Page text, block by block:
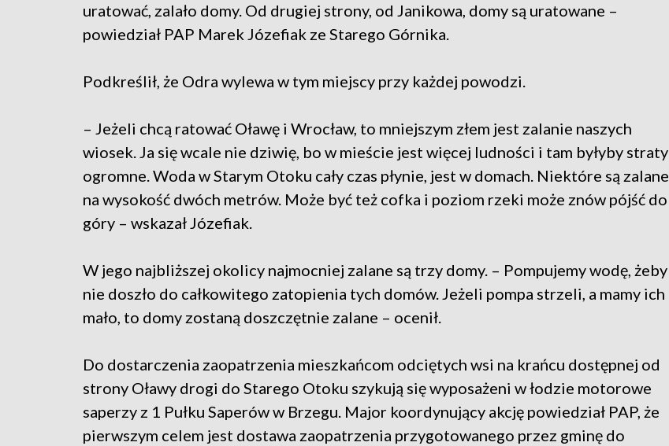
uratować, zalało domy. Od drugiej strony, od Janikowa, domy są uratowane –
powiedział PAP Marek Józefiak ze Starego Górnika.
Podkreślił, że Odra wylewa w tym miejscy przy każdej powodzi.
– Jeżeli chcą ratować Oławę i Wrocław, to mniejszym złem jest zalanie naszych
wiosek. Ja się wcale nie dziwię, bo w mieście jest więcej ludności i tam byłyby straty
ogromne. Woda w Starym Otoku cały czas płynie, jest w domach. Niektóre są zalane
na wysokość dwóch metrów. Może być też cofka i poziom rzeki może znów pójść do
góry – wskazał Józefiak.
W jego najbliższej okolicy najmocniej zalane są trzy domy. – Pompujemy wodę, żeby
nie doszło do całkowitego zatopienia tych domów. Jeżeli pompa strzeli, a mamy ich
mało, to domy zostaną doszczętnie zalane – ocenił.
Do dostarczenia zaopatrzenia mieszkańcom odciętych wsi na krańcu dostępnej od
strony Oławy drogi do Starego Otoku szykują się wyposażeni w łodzie motorowe
saperzy z 1 Pułku Saperów w Brzegu. Major koordynujący akcję powiedział PAP, że
pierwszym celem jest dostawa zaopatrzenia przygotowanego przez gminę do